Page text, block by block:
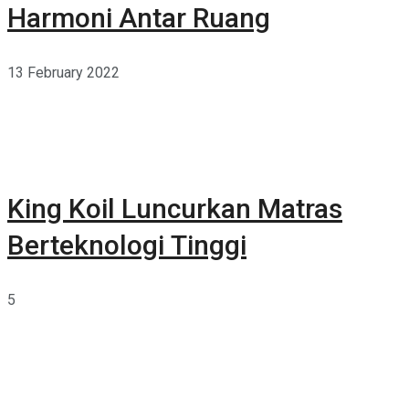
Harmoni Antar Ruang
13 February 2022
King Koil Luncurkan Matras
Berteknologi Tinggi
5